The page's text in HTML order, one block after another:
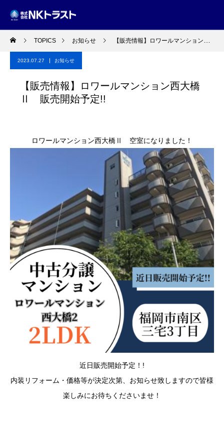
TOPICS お知らせ 【販売情報】ロワールマンション西大橋Ⅱ 販売開始予定!!
2023.07.27 お知らせ
【販売情報】ロワールマンション西大橋
Ⅱ 販売開始予定!!
ロワールマンション西大橋Ⅱ 空室になりました！
近日販売開始予定！!
内装リフォーム・価格等が決定次第、お知らせ致しますので皆様
楽しみにお待ちくださいませ！